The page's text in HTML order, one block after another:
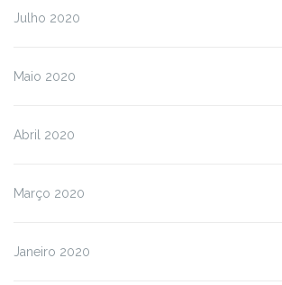
Julho 2020
Maio 2020
Abril 2020
Março 2020
Janeiro 2020